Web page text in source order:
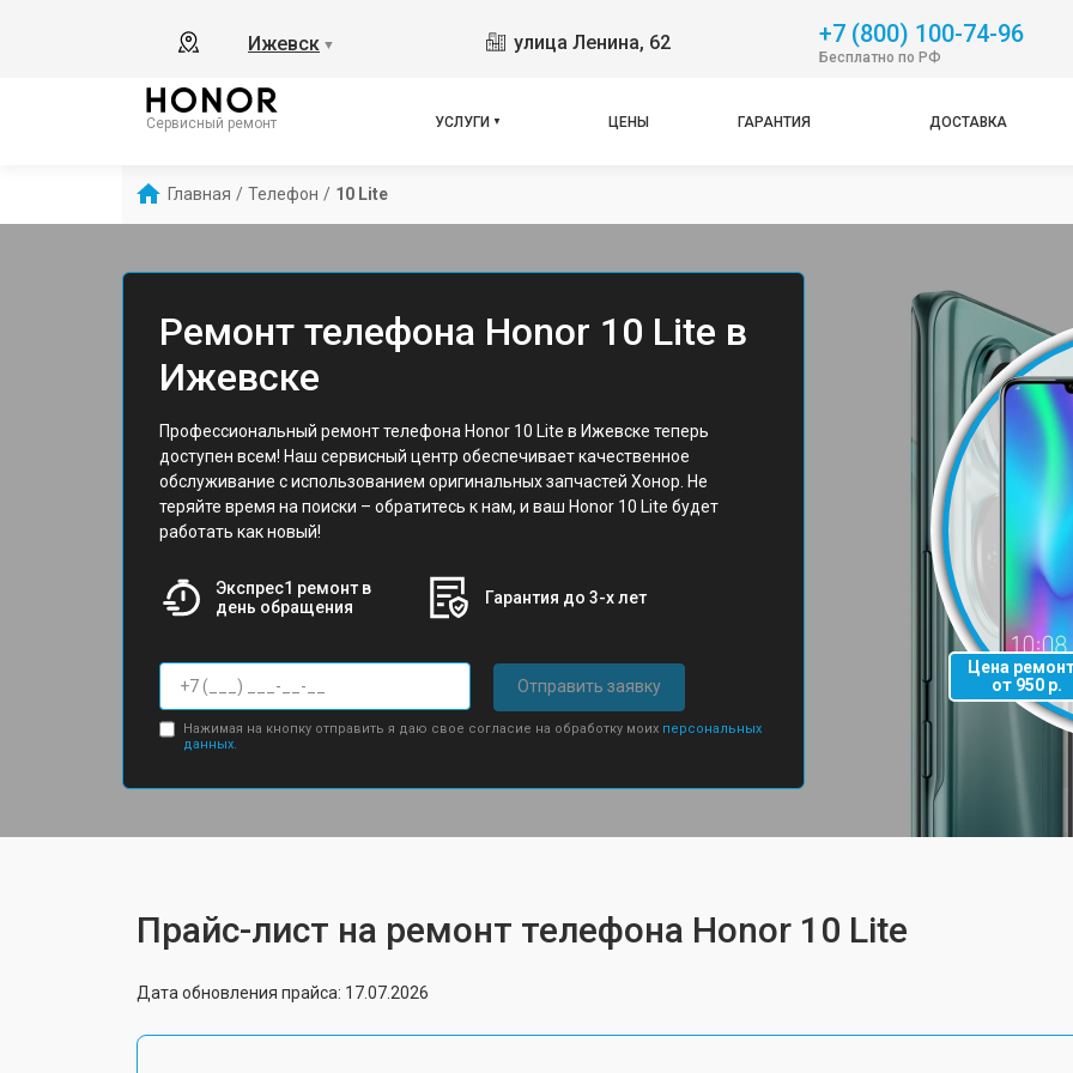
Ижевск ▼ улица Ленина, 62 +7 (800) 100-74-96
Бесплатно по РФ
Сервисный ремонт УСЛУГИ ЦЕНЫ ГАРАНТИЯ ДОСТАВКА
Главная / Телефон / 10 Lite
Ремонт телефона Honor 10 Lite в
Ижевске
Профессиональный ремонт телефона Honor 10 Lite в Ижевске теперь
доступен всем! Наш сервисный центр обеспечивает качественное
обслуживание с использованием оригинальных запчастей Хонор. Не
теряйте время на поиски – обратитесь к нам, и ваш Honor 10 Lite будет
работать как новый!
Экспрес1 ремонт в
день обращения
Гарантия до 3-х лет
Отправить заявку
Нажимая на кнопку отправить я даю свое согласие на обработку моих персональных
данных.
Цена
от 950 р.
Прайс-лист на ремонт телефона Honor 10 Lite
Дата обновления прайса: 17.07.2026